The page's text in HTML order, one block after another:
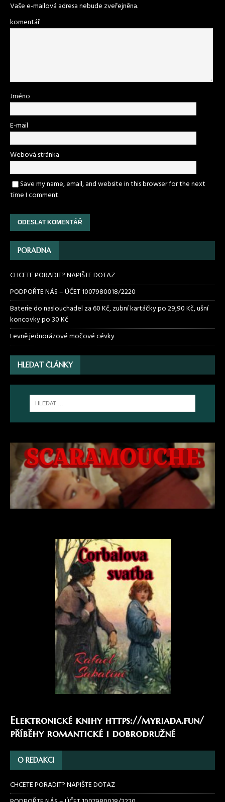
Vaše e-mailová adresa nebude zveřejněna.
komentář
Jméno
E-mail
Webová stránka
Save my name, email, and website in this browser for the next
time I comment.
PORADNA
CHCETE PORADIT? NAPIŠTE DOTAZ
PODPOŘTE NÁS – ÚČET 1007980018/2220
Baterie do naslouchadel za 60 Kč, zubní kartáčky po 29,90 Kč, ušní
koncovky po 30 Kč
Levně jednorázové močové cévky
HLEDAT ČLÁNKY
Elektronické knihy https://myriada.fun/
příběhy romantické i dobrodružné
O REDAKCI
CHCETE PORADIT? NAPIŠTE DOTAZ